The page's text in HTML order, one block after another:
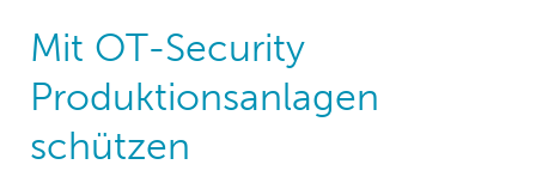
Mit OT-Security
Produktionsanlagen
schützen